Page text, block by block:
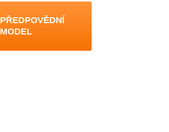
PŘEDPOVĚDNÍ
MODEL